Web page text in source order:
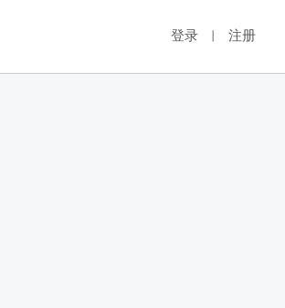
登录 注册